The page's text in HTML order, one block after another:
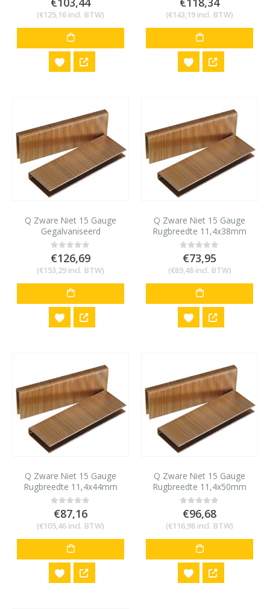
(€125,16 incl. BTW) (€143,19 incl. BTW)
Q Zware Niet 15 Gauge
Gegalvaniseerd
11,4x63mm 5000 stuks
0out of 5
€126,69
(€153,29 incl. BTW)
Q Zware Niet 15 Gauge
Rugbreedte 11,4x38mm
5000 stuks
0out of 5
€73,95
(€89,48incl. BTW)
Q Zware Niet 15 Gauge
Rugbreedte 11,4x44mm
5000 stuks
0out of 5
€87,16
(€105,46 incl. BTW)
Q Zware Niet 15 Gauge
Rugbreedte 11,4x50mm
5000 stuks
0out of 5
€96,68
(€116,98 incl. BTW)